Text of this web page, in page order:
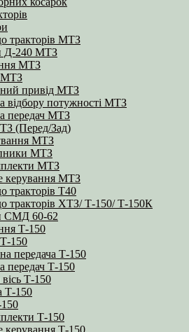
тракторів МТЗ
Д-240 МТЗ
МТЗ
МТЗ
привід МТЗ
відбору потужності МТЗ
передач МТЗ
(Перед/Зад)
МТЗ
МТЗ
МТЗ
керування МТЗ
тракторів Т40
тракторів ХТЗ/ Т-150/ Т-150К
СМД 60-62
Т-150
150
передача Т-150
передач Т-150
Т-150
Т-150
Т-150
керування Т-150